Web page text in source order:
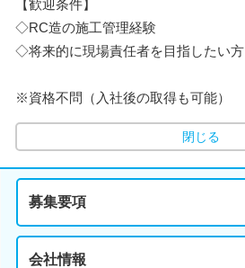
【歓迎条件】
◇RC造の施工管理経験
◇将来的に現場責任者を目指したい方
※資格不問（入社後の取得も可能）
閉じる
募集要項
会社情報